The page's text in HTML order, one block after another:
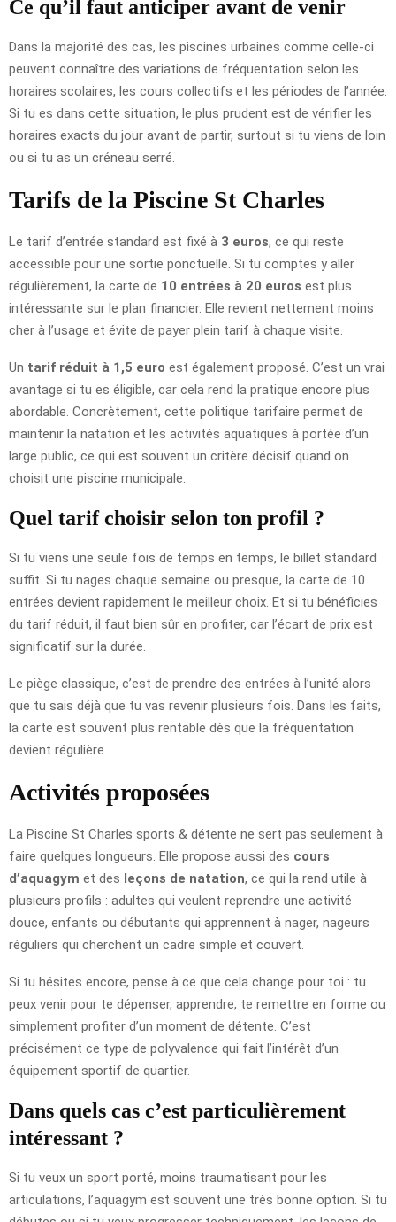
Ce qu’il faut anticiper avant de venir
Dans la majorité des cas, les piscines urbaines comme celle-ci
peuvent connaître des variations de fréquentation selon les
horaires scolaires, les cours collectifs et les périodes de l’année.
Si tu es dans cette situation, le plus prudent est de vérifier les
horaires exacts du jour avant de partir, surtout si tu viens de loin
ou si tu as un créneau serré.
Tarifs de la Piscine St Charles
Le tarif d’entrée standard est fixé à 3 euros, ce qui reste
accessible pour une sortie ponctuelle. Si tu comptes y aller
régulièrement, la carte de 10 entrées à 20 euros est plus
intéressante sur le plan financier. Elle revient nettement moins
cher à l’usage et évite de payer plein tarif à chaque visite.
Un tarif réduit à 1,5 euro est également proposé. C’est un vrai
avantage si tu es éligible, car cela rend la pratique encore plus
abordable. Concrètement, cette politique tarifaire permet de
maintenir la natation et les activités aquatiques à portée d’un
large public, ce qui est souvent un critère décisif quand on
choisit une piscine municipale.
Quel tarif choisir selon ton profil ?
Si tu viens une seule fois de temps en temps, le billet standard
suffit. Si tu nages chaque semaine ou presque, la carte de 10
entrées devient rapidement le meilleur choix. Et si tu bénéficies
du tarif réduit, il faut bien sûr en profiter, car l’écart de prix est
significatif sur la durée.
Le piège classique, c’est de prendre des entrées à l’unité alors
que tu sais déjà que tu vas revenir plusieurs fois. Dans les faits,
la carte est souvent plus rentable dès que la fréquentation
devient régulière.
Activités proposées
La Piscine St Charles sports & détente ne sert pas seulement à
faire quelques longueurs. Elle propose aussi des cours
d’aquagym et des leçons de natation, ce qui la rend utile à
plusieurs profils : adultes qui veulent reprendre une activité
douce, enfants ou débutants qui apprennent à nager, nageurs
réguliers qui cherchent un cadre simple et couvert.
Si tu hésites encore, pense à ce que cela change pour toi : tu
peux venir pour te dépenser, apprendre, te remettre en forme ou
simplement profiter d’un moment de détente. C’est
précisément ce type de polyvalence qui fait l’intérêt d’un
équipement sportif de quartier.
Dans quels cas c’est particulièrement
intéressant ?
Si tu veux un sport porté, moins traumatisant pour les
articulations, l’aquagym est souvent une très bonne option. Si tu